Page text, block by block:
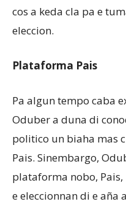
cos a keda cla pa e
eleccion.
Plataforma Pais
Pa algun tempo caba
Oduber a duna di
politico un biaha mas
Pais. Sinembargo,
plataforma nobo,
e eleccionnan di e aña